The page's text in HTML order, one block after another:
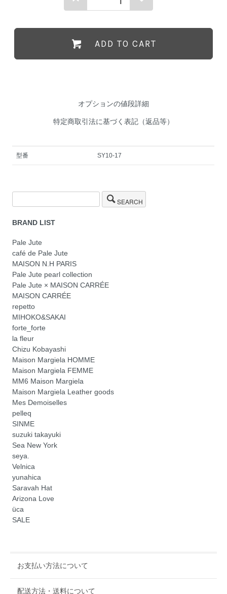
ADD TO CART
オプションの値段詳細
特定商取引法に基づく表記（返品等）
型番 SY10-17
SEARCH
BRAND LIST
Pale Jute
café de Pale Jute
MAISON N.H PARIS
Pale Jute pearl collection
Pale Jute × MAISON CARRÉE
MAISON CARRÉE
repetto
MIHOKO&SAKAI
forte_forte
la fleur
Chizu Kobayashi
Maison Margiela HOMME
Maison Margiela FEMME
MM6 Maison Margiela
Maison Margiela Leather goods
Mes Demoiselles
pelleq
SINME
suzuki takayuki
Sea New York
seya.
Velnica
yunahica
Saravah Hat
Arizona Love
üca
SALE
お支払い方法について
配送方法・送料について